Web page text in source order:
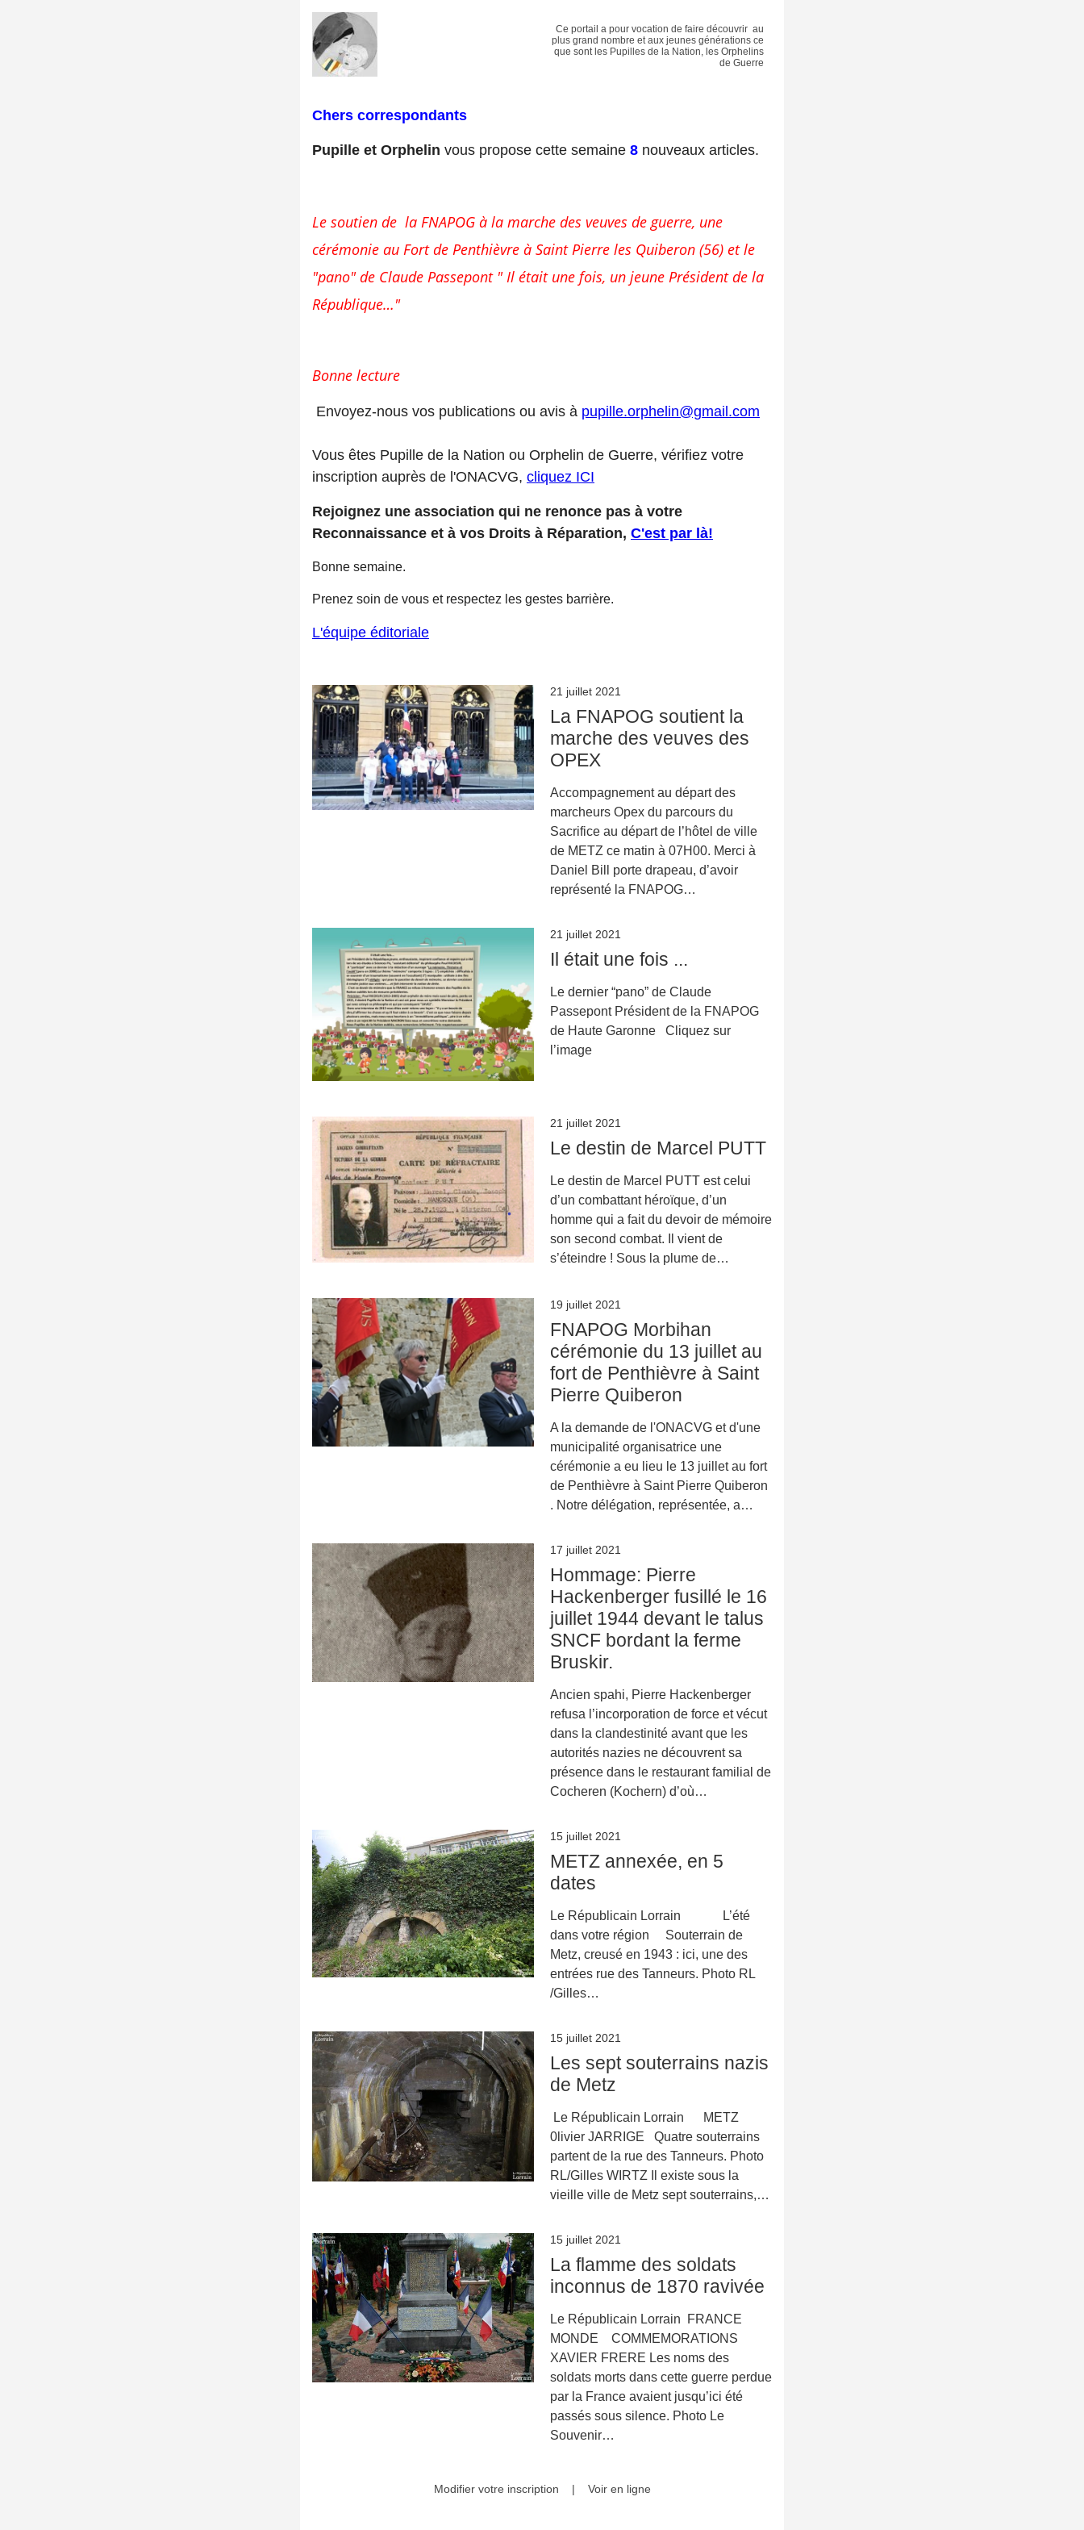
Ce portail a pour vocation de faire découvrir au
plus grand nombre et aux jeunes générations ce
que sont les Pupilles de la Nation, les Orphelins
de Guerre
Chers correspondants
Pupille et Orphelin vous propose cette semaine 8 nouveaux articles.
Le soutien de la FNAPOG à la marche des veuves de guerre, une
cérémonie au Fort de Penthièvre à Saint Pierre les Quiberon (56) et le
"pano" de Claude Passepont " Il était une fois, un jeune Président de la
République…"
Bonne lecture
Envoyez-nous vos publications ou avis à pupille.orphelin@gmail.com
Vous êtes Pupille de la Nation ou Orphelin de Guerre, vérifiez votre
inscription auprès de l'ONACVG, cliquez ICI
Rejoignez une association qui ne renonce pas à votre
Reconnaissance et à vos Droits à Réparation, C'est par là!
Bonne semaine.
Prenez soin de vous et respectez les gestes barrière.
L'équipe éditoriale
21 juillet 2021
La FNAPOG soutient la
marche des veuves des
OPEX
Accompagnement au départ des
marcheurs Opex du parcours du
Sacrifice au départ de l’hôtel de ville
de METZ ce matin à 07H00. Merci à
Daniel Bill porte drapeau, d’avoir
représenté la FNAPOG…
21 juillet 2021
Il était une fois ...
Le dernier “pano” de Claude
Passepont Président de la FNAPOG
de Haute Garonne Cliquez sur
l’image
21 juillet 2021
Le destin de Marcel PUTT
Le destin de Marcel PUTT est celui
d’un combattant héroïque, d’un
homme qui a fait du devoir de mémoire
son second combat. Il vient de
s’éteindre ! Sous la plume de…
19 juillet 2021
FNAPOG Morbihan
cérémonie du 13 juillet au
fort de Penthièvre à Saint
Pierre Quiberon
A la demande de l'ONACVG et d'une
municipalité organisatrice une
cérémonie a eu lieu le 13 juillet au fort
de Penthièvre à Saint Pierre Quiberon
. Notre délégation, représentée, a…
17 juillet 2021
Hommage: Pierre
Hackenberger fusillé le 16
juillet 1944 devant le talus
SNCF bordant la ferme
Bruskir.
Ancien spahi, Pierre Hackenberger
refusa l’incorporation de force et vécut
dans la clandestinité avant que les
autorités nazies ne découvrent sa
présence dans le restaurant familial de
Cocheren (Kochern) d’où…
15 juillet 2021
METZ annexée, en 5
dates
Le Républicain Lorrain L’été
dans votre région Souterrain de
Metz, creusé en 1943 : ici, une des
entrées rue des Tanneurs. Photo RL
/Gilles…
15 juillet 2021
Les sept souterrains nazis
de Metz
Le Républicain Lorrain METZ
0livier JARRIGE Quatre souterrains
partent de la rue des Tanneurs. Photo
RL/Gilles WIRTZ Il existe sous la
vieille ville de Metz sept souterrains,…
15 juillet 2021
La flamme des soldats
inconnus de 1870 ravivée
Le Républicain Lorrain FRANCE
MONDE COMMEMORATIONS
XAVIER FRERE Les noms des
soldats morts dans cette guerre perdue
par la France avaient jusqu’ici été
passés sous silence. Photo Le
Souvenir…
Modifier votre inscription | Voir en ligne